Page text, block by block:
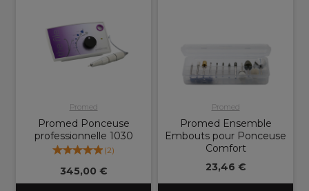
Promed
Promed Ponceuse
professionnelle 1030
(2)
345,00 €
Promed
Promed Ensemble
Embouts pour Ponceuse
Comfort
23,46 €